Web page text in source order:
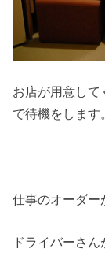
お店が用意して
で待機をします
仕事のオーダー
ドライバーさ